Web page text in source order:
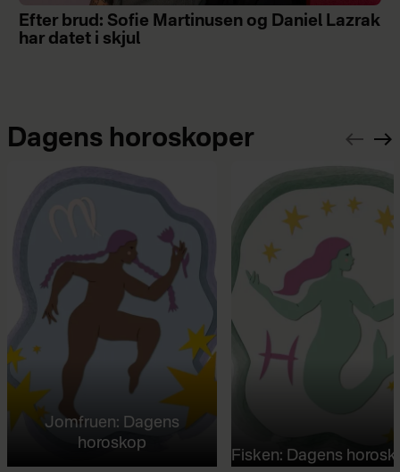
Efter brud: Sofie Martinusen og Daniel Lazrak
har datet i skjul
Dagens horoskoper
Jomfruen: Dagens
horoskop
Fisken: Dagens